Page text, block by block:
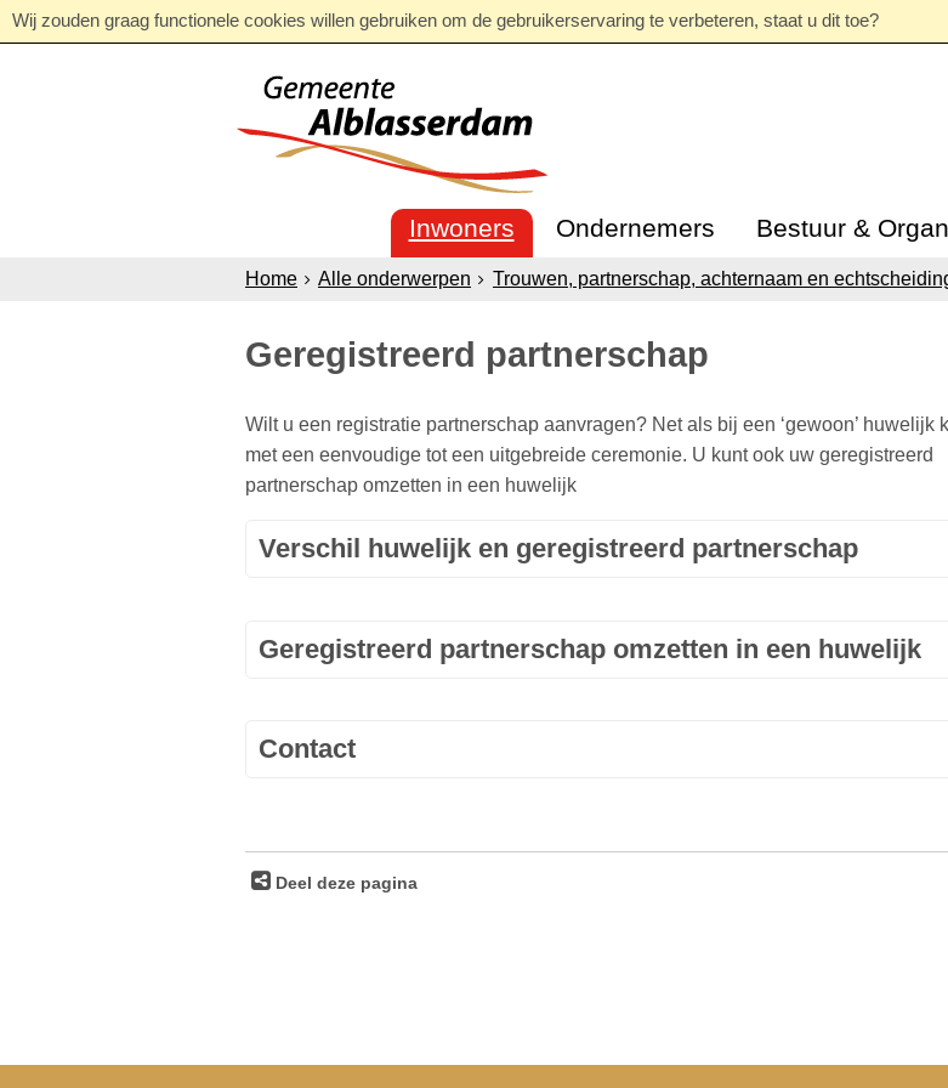
Wij zouden graag functionele cookies willen gebruiken om de gebruikerservaring te verbeteren, staat u dit toe?
Inwoners Ondernemers Bestuur &
Home Alle onderwerpen Trouwen, partnerschap, achternaam en
Geregistreerd partnerschap
​Wilt u een registratie partnerschap aanvragen? Net als bij een ‘gewoon’ huwelijk
met een eenvoudige tot een uitgebreide ceremonie. U kunt ook uw geregistreerd
partnerschap omzetten in een huwelijk
Verschil huwelijk en geregistreerd partnerschap
Geregistreerd partnerschap omzetten in een huwelijk
Contact
Deel deze pagina